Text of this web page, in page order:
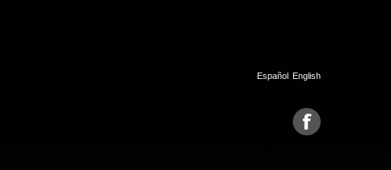
Español English